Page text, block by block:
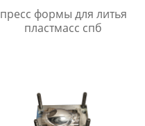
пресс формы для литья
пластмасс спб